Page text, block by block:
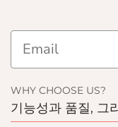
WHY CHOOSE US?
기능성과 품질, 그